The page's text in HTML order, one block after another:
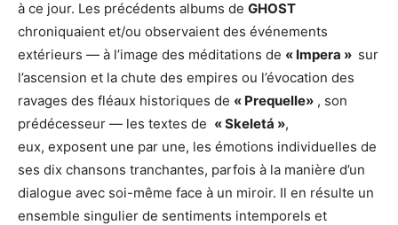
à ce jour. Les précédents albums de GHOST
chroniquaient et/ou observaient des événements
extérieurs — à l’image des méditations de « Impera » sur
l’ascension et la chute des empires ou l’évocation des
ravages des fléaux historiques de « Prequelle» , son
prédécesseur — les textes de «Skeletá »,
eux, exposent une par une, les émotions individuelles de
ses dix chansons tranchantes, parfois à la manière d’un
dialogue avec soi-même face à un miroir. Il en résulte un
ensemble singulier de sentiments intemporels et